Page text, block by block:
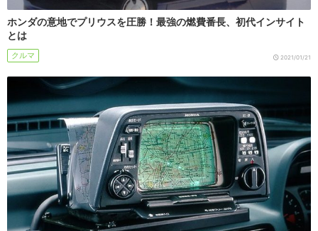
ホンダの意地でプリウスを圧勝！最強の燃費番長、初代インサイト
とは
クルマ 2021/01/21